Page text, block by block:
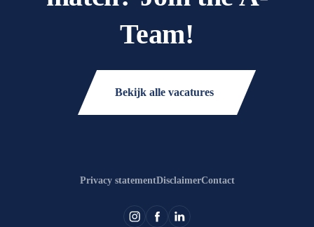
Team!
Bekijk alle vacatures
Privacy statementDisclaimerContact